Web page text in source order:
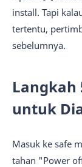
install. Tapi
tertentu,
sebelumnya.
Langkah
untuk
Masuk ke safe
tahan "Power